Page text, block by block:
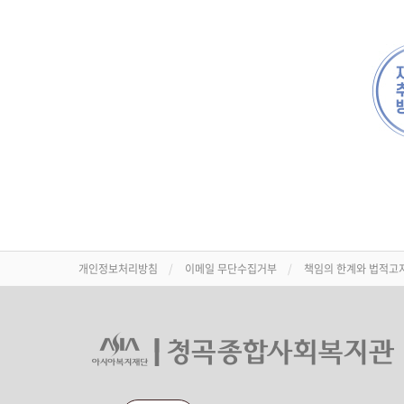
개인정보처리방침 이메일 무단수집거부 책임의 한계와 법적고